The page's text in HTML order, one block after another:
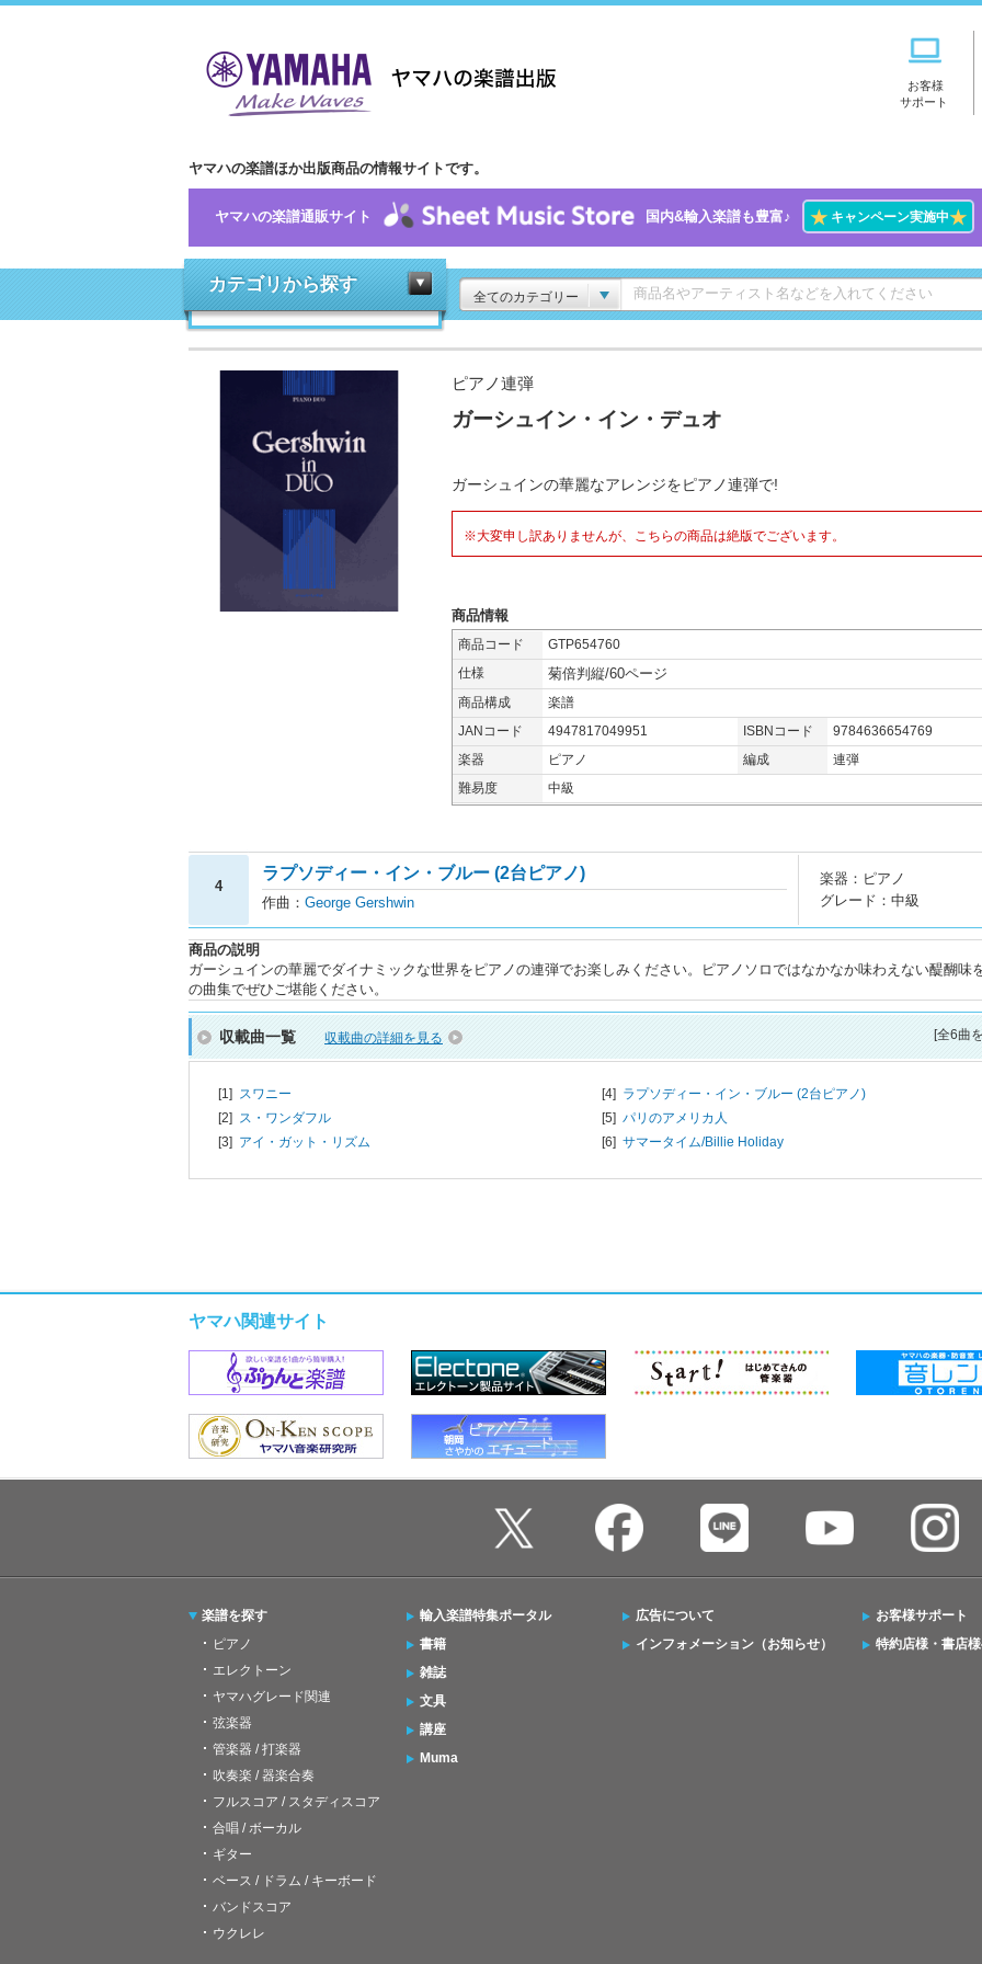
お客様
サポート
ヤマハの楽譜ほか出版商品の情報サイトです。
ヤマハの楽譜通販サイト 国内&輸入楽譜も豊富♪ ★キャンペーン実施中★
カテゴリから探す
全てのカテゴリー
ピアノ連弾
ガーシュイン・イン・デュオ
ガーシュインの華麗なアレンジをピアノ連弾で!
※大変申し訳ありませんが、こちらの商品は絶版でございます。
商品情報
商品コード
GTP654760
仕様
菊倍判縦/60ページ
商品構成
楽譜
JANコード
4947817049951 ISBNコード
9784636654769
楽器
ピアノ 編成
連弾
難易度
中級
4
ラプソディー・イン・ブルー (2台ピアノ)
作曲： George Gershwin
楽器：ピアノ
グレード：中級
商品の説明
ガーシュインの華麗でダイナミックな世界をピアノの連弾でお楽しみください。ピアノソロではなかなか味わえない醍醐味
の曲集でぜひご堪能ください。
収載曲一覧 収載曲の詳細を見る [全6曲
[1] スワニー
[2] ス・ワンダフル
[3] アイ・ガット・リズム
[4] ラプソディー・イン・ブルー (2台ピアノ)
[5] パリのアメリカ人
[6] サマータイム/Billie Holiday
ヤマハ関連サイト
楽譜を探す
ピアノ
エレクトーン
ヤマハグレード関連
弦楽器
管楽器 / 打楽器
吹奏楽 / 器楽合奏
フルスコア / スタディスコア
合唱 / ボーカル
ギター
ベース / ドラム / キーボード
バンドスコア
ウクレレ
輸入楽譜特集ポータル
書籍
雑誌
文具
講座
Muma
広告について
インフォメーション（お知らせ）
お客様サポート
特約店様・書店